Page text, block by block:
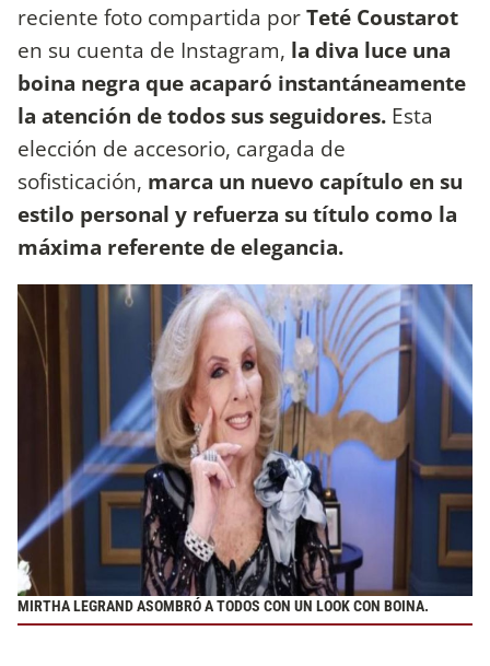
reciente foto compartida porTeté Coustarot
en su cuenta de Instagram, la diva luce una
boina negra que acaparó instantáneamente
la atención de todos sus seguidores. Esta
elección de accesorio, cargada de
sofisticación, marca un nuevo capítulo en su
estilo personal y refuerza su título como la
máxima referente de elegancia.
MIRTHA LEGRAND ASOMBRÓ A TODOS CON UN LOOK CON BOINA.